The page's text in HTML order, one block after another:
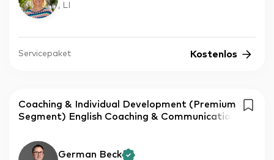
, LI
Servicepaket Kostenlos
Coaching & Individual Development (Premium
Segment) English Coaching & Communicatio
German Beck